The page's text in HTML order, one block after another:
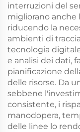
interruzioni del
migliorano anche
riducendo la
ambienti di
tecnologia
e analisi dei dati,
pianificazione
delle risorse. Da
sebbene
consistente, i
manodopera,
delle linee lo